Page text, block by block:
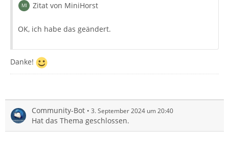
Zitat von MiniHorst
OK, ich habe das geändert.
Danke!
Community-Bot 3. September 2024 um 20:40
Hat das Thema geschlossen.